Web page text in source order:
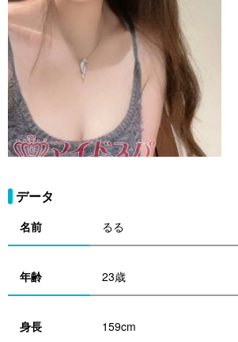
データ
名前 るる
年齢 23歳
身長 159cm